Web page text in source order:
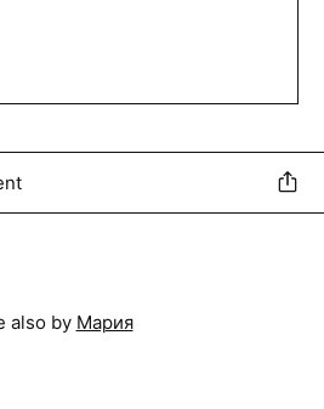
also by Мария